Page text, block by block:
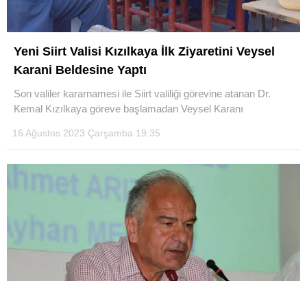
Yeni Siirt Valisi Kızılkaya İlk Ziyaretini Veysel
Karani Beldesine Yaptı
Son valiler kararnamesi ile Siirt valiliği görevine atanan Dr.
Kemal Kızılkaya göreve başlamadan Veysel Karanı
16 Ağustos 2023 Çarşamba 19:35